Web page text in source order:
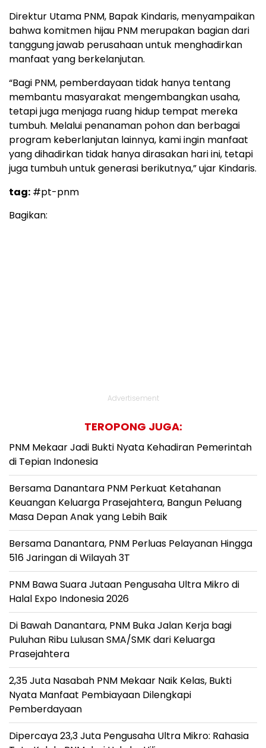
Direktur Utama PNM, Bapak Kindaris, menyampaikan
bahwa komitmen hijau PNM merupakan bagian dari
tanggung jawab perusahaan untuk menghadirkan
manfaat yang berkelanjutan.
“Bagi PNM, pemberdayaan tidak hanya tentang
membantu masyarakat mengembangkan usaha,
tetapi juga menjaga ruang hidup tempat mereka
tumbuh. Melalui penanaman pohon dan berbagai
program keberlanjutan lainnya, kami ingin manfaat
yang dihadirkan tidak hanya dirasakan hari ini, tetapi
juga tumbuh untuk generasi berikutnya,” ujar Kindaris.
tag: #pt-pnm
Bagikan:
Advertisement
TEROPONG JUGA:
PNM Mekaar Jadi Bukti Nyata Kehadiran Pemerintah
di Tepian Indonesia
Bersama Danantara PNM Perkuat Ketahanan
Keuangan Keluarga Prasejahtera, Bangun Peluang
Masa Depan Anak yang Lebih Baik
Bersama Danantara, PNM Perluas Pelayanan Hingga
516 Jaringan di Wilayah 3T
PNM Bawa Suara Jutaan Pengusaha Ultra Mikro di
Halal Expo Indonesia 2026
Di Bawah Danantara, PNM Buka Jalan Kerja bagi
Puluhan Ribu Lulusan SMA/SMK dari Keluarga
Prasejahtera
2,35 Juta Nasabah PNM Mekaar Naik Kelas, Bukti
Nyata Manfaat Pembiayaan Dilengkapi
Pemberdayaan
Dipercaya 23,3 Juta Pengusaha Ultra Mikro: Rahasia